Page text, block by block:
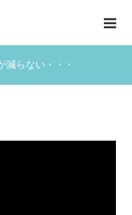
減らない・・・